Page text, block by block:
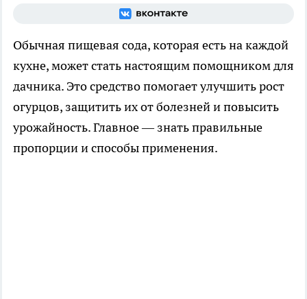
Обычная пищевая сода, которая есть на каждой
кухне, может стать настоящим помощником для
дачника. Это средство помогает улучшить рост
огурцов, защитить их от болезней и повысить
урожайность. Главное — знать правильные
пропорции и способы применения.